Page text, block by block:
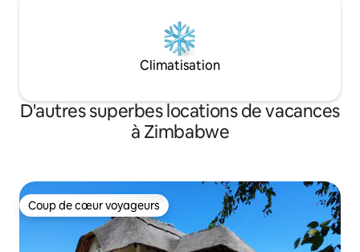
Climatisation
D'autres superbes locations de vacances
à Zimbabwe
Coup de cœur voyageurs
Coup de cœur voyageurs